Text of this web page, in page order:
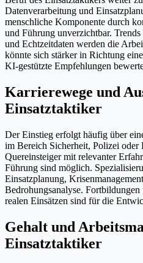
Datenverarbeitung und
menschliche Komponente durch
und Führung unverzichtbar.
und Echtzeitdaten werden die
könnte sich stärker in Richtung
KI-gestützte Empfehlungen
Karrierewege und
Einsatztaktiker
Der Einstieg erfolgt häufig über
im Bereich Sicherheit, Polizei oder
Quereinsteiger mit relevanter
Führung sind möglich.
Einsatzplanung,
Bedrohungsanalyse.
realen Einsätzen sind für die
Gehalt und
Einsatztaktiker